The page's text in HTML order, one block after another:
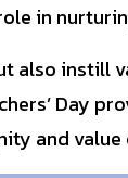
in
also instill
Day
and